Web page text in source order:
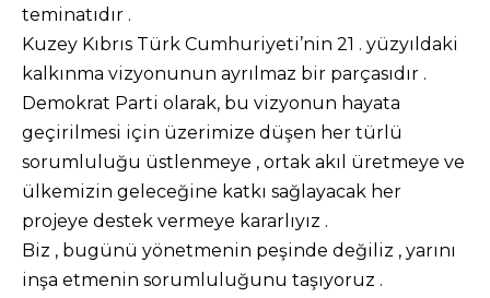
teminatıdır .
Kuzey Kıbrıs Türk Cumhuriyeti’nin 21 . yüzyıldaki
kalkınma vizyonunun ayrılmaz bir parçasıdır .
Demokrat Parti olarak, bu vizyonun hayata
geçirilmesi için üzerimize düşen her türlü
sorumluluğu üstlenmeye , ortak akıl üretmeye ve
ülkemizin geleceğine katkı sağlayacak her
projeye destek vermeye kararlıyız .
Biz , bugünü yönetmenin peşinde değiliz , yarını
inşa etmenin sorumluluğunu taşıyoruz .